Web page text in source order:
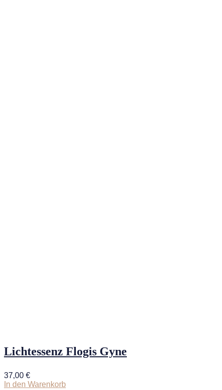
Lichtessenz Flogis Gyne
37,00 €
In den Warenkorb